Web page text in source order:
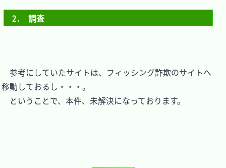
2.　調査
参考にしていたサイトは、フィッシング詐欺のサイトへ
移動しておるし・・・。
ということで、本件、未解決になっております。